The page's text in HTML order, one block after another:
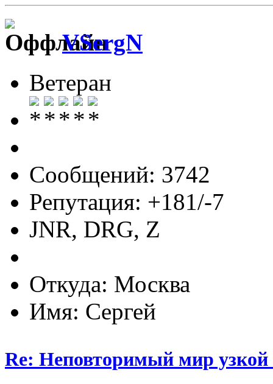
VSergN
Ветеран
Сообщений: 3742
Репутация: +181/-7
JNR, DRG, Z
Откуда: Москва
Имя: Сергей
Re: Неповторимый мир узкой